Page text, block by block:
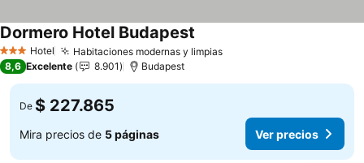
3 Estrellas
Hotel Habitaciones modernas y limpias
Dormero Hotel Budapest
8,6 Excelente 8.901 Budapest
De $ 227.865
Mira precios de 5 páginas Ver precios